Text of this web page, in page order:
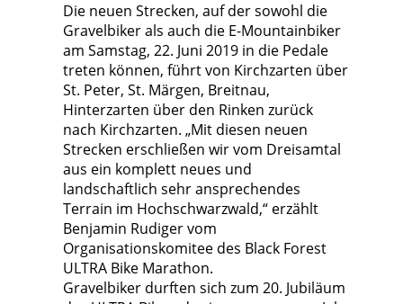
Die neuen Strecken, auf der sowohl die
Gravelbiker als auch die E-Mountainbiker
am Samstag, 22. Juni 2019 in die Pedale
treten können, führt von Kirchzarten über
St. Peter, St. Märgen, Breitnau,
Hinterzarten über den Rinken zurück
nach Kirchzarten. „Mit diesen neuen
Strecken erschließen wir vom Dreisamtal
aus ein komplett neues und
landschaftlich sehr ansprechendes
Terrain im Hochschwarzwald,“ erzählt
Benjamin Rudiger vom
Organisationskomitee des Black Forest
ULTRA Bike Marathon.
Gravelbiker durften sich zum 20. Jubiläum